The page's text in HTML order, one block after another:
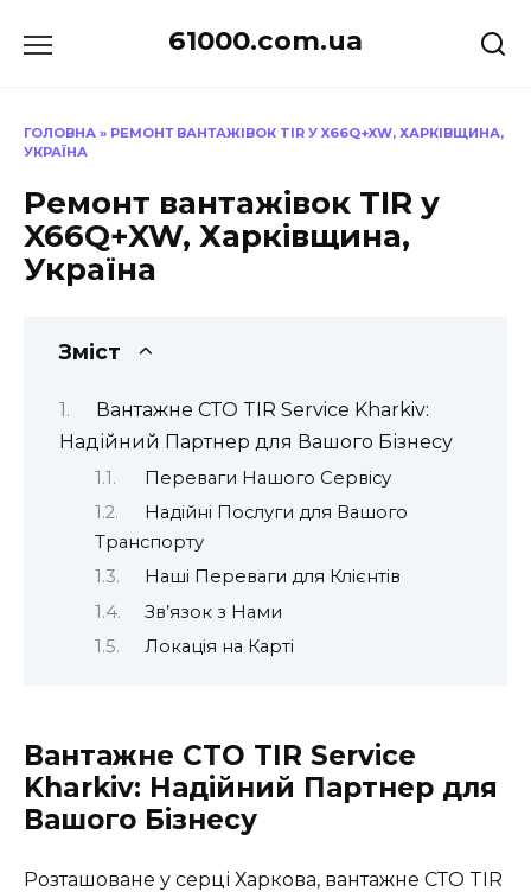
до
61000.com.ua
ГОЛОВНА » РЕМОНТ ВАНТАЖІВОК TIR У X66Q+XW, ХАРКІВЩИНА,
УКРАЇНА
Ремонт вантажівок TIR у
X66Q+XW, Харківщина,
Україна
Зміст
Вантажне СТО TIR Service Kharkiv:
Надійний Партнер для Вашого Бізнесу
Переваги Нашого Сервісу
Надійні Послуги для Вашого
Транспорту
Наші Переваги для Клієнтів
Зв’язок з Нами
Локація на Карті
Вантажне СТО TIR Service
Kharkiv: Надійний Партнер для
Вашого Бізнесу
Розташоване у серці Харкова, вантажне СТО TIR